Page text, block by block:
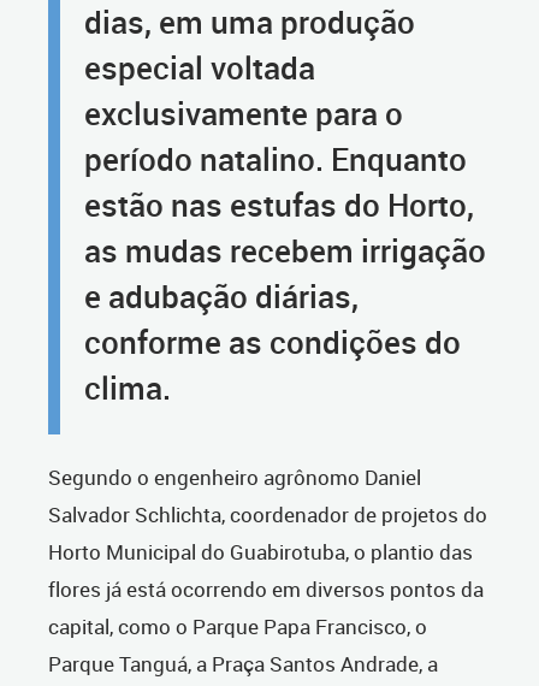
dias, em uma produção
especial voltada
exclusivamente para o
período natalino. Enquanto
estão nas estufas do Horto,
as mudas recebem irrigação
e adubação diárias,
conforme as condições do
clima.
Segundo o engenheiro agrônomo Daniel
Salvador Schlichta, coordenador de projetos do
Horto Municipal do Guabirotuba, o plantio das
flores já está ocorrendo em diversos pontos da
capital, como o Parque Papa Francisco, o
Parque Tanguá, a Praça Santos Andrade, a